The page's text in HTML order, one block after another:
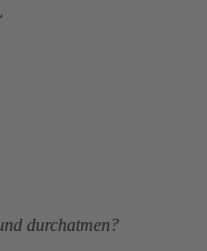
durchatmen?